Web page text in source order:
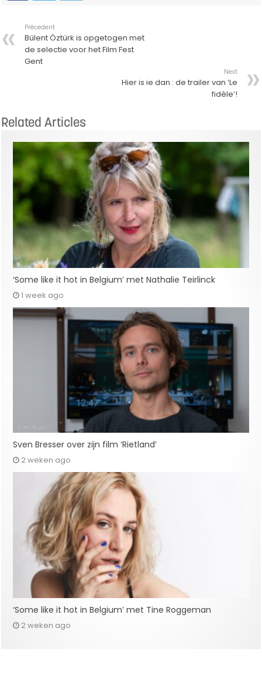
Précedent
Bülent Öztürk is opgetogen met
de selectie voor het Film Fest
Gent
Next
Hier is ie dan : de trailer van ‘Le
fidèle’!
Related Articles
‘Some like it hot in Belgium’ met Nathalie Teirlinck
1 week ago
Sven Bresser over zijn film ‘Rietland’
2 weken ago
‘Some like it hot in Belgium’ met Tine Roggeman
2 weken ago